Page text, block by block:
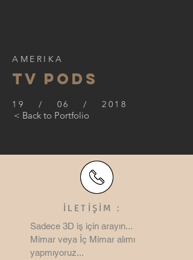
AMERIKA
TV PODS
19 / 06 / 2018
< Back to Portfolio
İLETİŞİM :
Sadece 3D iş için arayın...
Mimar veya İç Mimar alımı
yapmıyoruz...